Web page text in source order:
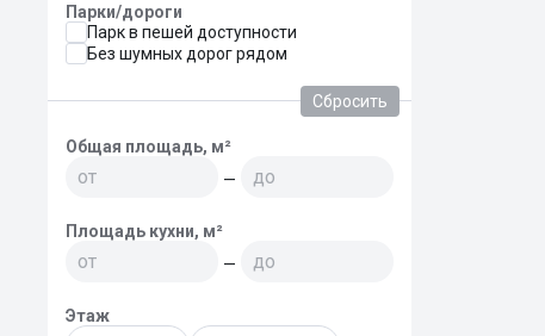
Парки/дороги
Парк в пешей доступности
Без шумных дорог рядом
Сбросить
Общая площадь, м²
—
Площадь кухни, м²
—
Этаж